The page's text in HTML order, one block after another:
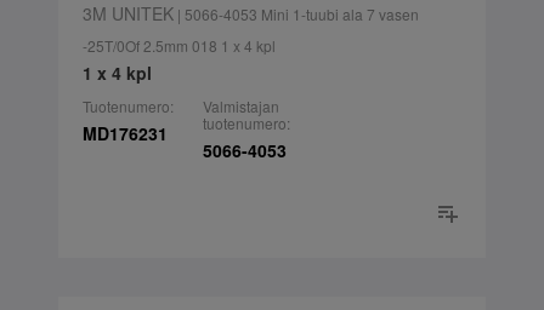
3M UNITEK| 5066-4053 Mini 1-tuubi ala 7 vasen
-25T/0Of 2.5mm 018 1 x 4 kpl
1 x 4 kpl
Tuotenumero:
MD176231
Valmistajan
tuotenumero:
5066-4053